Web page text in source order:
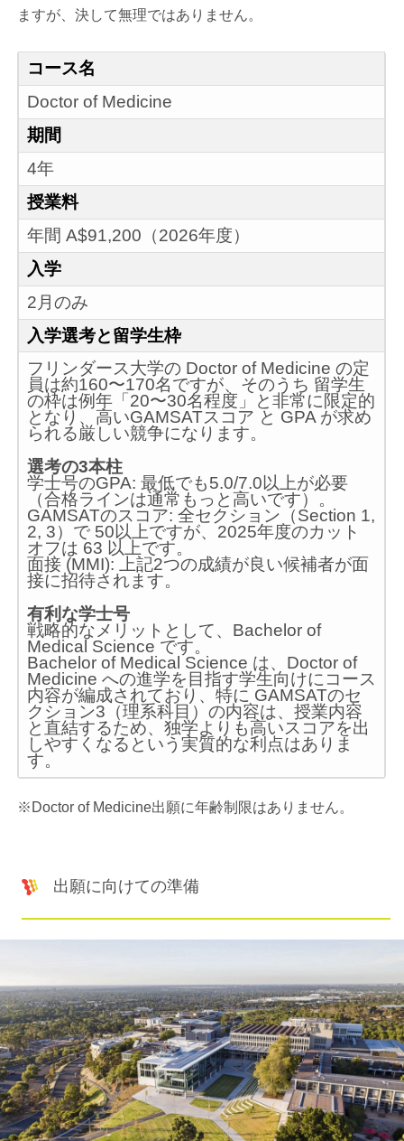
ますが、決して無理ではありません。
コース名
Doctor of Medicine
期間
4年
授業料
年間 A$91,200（2026年度）
入学
2月のみ
入学選考と留学生枠
フリンダース大学の Doctor of Medicine の定
員は約160〜170名ですが、そのうち 留学生
の枠は例年「20〜30名程度」と非常に限定的
となり、高いGAMSATスコア と GPA が求め
られる厳しい競争になります。
選考の3本柱
学士号のGPA: 最低でも5.0/7.0以上が必要
（合格ラインは通常もっと高いです）。
GAMSATのスコア: 全セクション（Section 1,
2, 3）で 50以上ですが、2025年度のカット
オフは 63 以上です。
面接 (MMI): 上記2つの成績が良い候補者が面
接に招待されます。
有利な学士号
戦略的なメリットとして、Bachelor of
Medical Science です。
Bachelor of Medical Science は、Doctor of
Medicine への進学を目指す学生向けにコース
内容が編成されており、特に GAMSATのセ
クション3（理系科目）の内容は、授業内容
と直結するため、独学よりも高いスコアを出
しやすくなるという実質的な利点はありま
す。
※Doctor of Medicine出願に年齢制限はありません。
出願に向けての準備